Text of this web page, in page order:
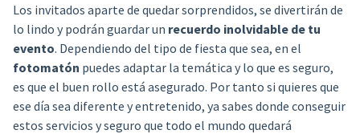
Los invitados aparte de quedar sorprendidos, se divertirán de
lo lindo y podrán guardar un recuerdo inolvidable de tu
evento. Dependiendo del tipo de fiesta que sea, en el
fotomatón puedes adaptar la temática y lo que es seguro,
es que el buen rollo está asegurado. Por tanto si quieres que
ese día sea diferente y entretenido, ya sabes donde conseguir
estos servicios y seguro que todo el mundo quedará